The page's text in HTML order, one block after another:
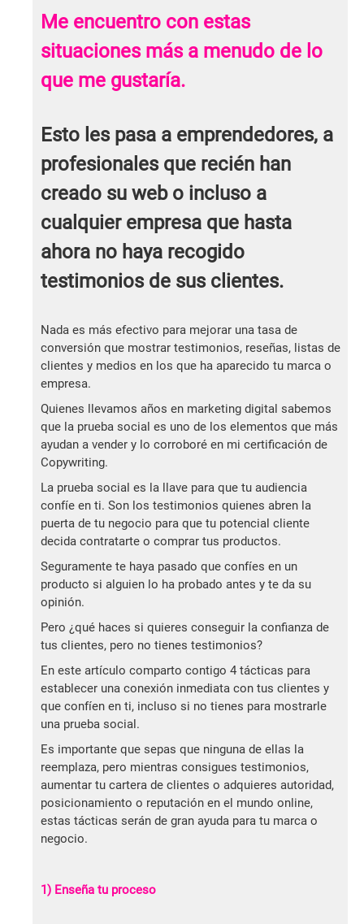
Me encuentro con estas
situaciones más a menudo de lo
que me gustaría.
Esto les pasa a emprendedores, a
profesionales que recién han
creado su web o incluso a
cualquier empresa que hasta
ahora no haya recogido
testimonios de sus clientes.
Nada es más efectivo para mejorar una tasa de
conversión que mostrar testimonios, reseñas, listas de
clientes y medios en los que ha aparecido tu marca o
empresa.
Quienes llevamos años en marketing digital sabemos
que la prueba social es uno de los elementos que más
ayudan a vender y lo corroboré en mi certificación de
Copywriting.
La prueba social es la llave para que tu audiencia
confíe en ti. Son los testimonios quienes abren la
puerta de tu negocio para que tu potencial cliente
decida contratarte o comprar tus productos.
Seguramente te haya pasado que confíes en un
producto si alguien lo ha probado antes y te da su
opinión.
Pero ¿qué haces si quieres conseguir la confianza de
tus clientes, pero no tienes testimonios?
En este artículo comparto contigo 4 tácticas para
establecer una conexión inmediata con tus clientes y
que confíen en ti, incluso si no tienes para mostrarle
una prueba social.
Es importante que sepas que ninguna de ellas la
reemplaza, pero mientras consigues testimonios,
aumentar tu cartera de clientes o adquieres autoridad,
posicionamiento o reputación en el mundo online,
estas tácticas serán de gran ayuda para tu marca o
negocio.
1) Enseña tu proceso